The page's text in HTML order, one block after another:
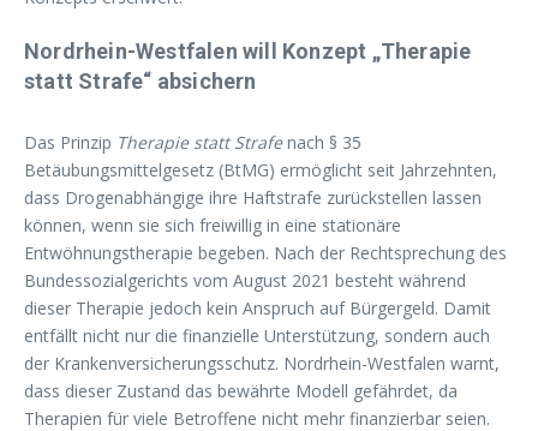
Nordrhein-Westfalen will Konzept „Therapie
statt Strafe“ absichern
Das Prinzip Therapie statt Strafenach § 35
Betäubungsmittelgesetz (BtMG) ermöglicht seit Jahrzehnten,
dass Drogenabhängige ihre Haftstrafe zurückstellen lassen
können, wenn sie sich freiwillig in eine stationäre
Entwöhnungstherapie begeben. Nach der Rechtsprechung des
Bundessozialgerichts vom August 2021 besteht während
dieser Therapie jedoch kein Anspruch auf Bürgergeld. Damit
entfällt nicht nur die finanzielle Unterstützung, sondern auch
der Krankenversicherungsschutz. Nordrhein-Westfalen warnt,
dass dieser Zustand das bewährte Modell gefährdet, da
Therapien für viele Betroffene nicht mehr finanzierbar seien.